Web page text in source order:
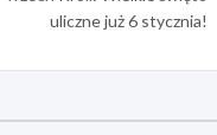
uliczne już 6 stycznia!